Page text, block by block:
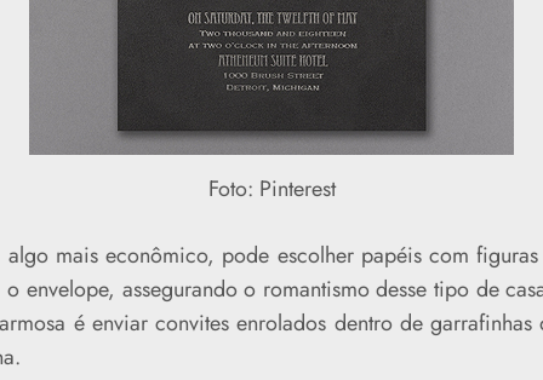
Foto: Pinterest
algo mais econômico, pode escolher papéis com
envelope, assegurando o romantismo desse tipo de
é enviar convites enrolados dentro de